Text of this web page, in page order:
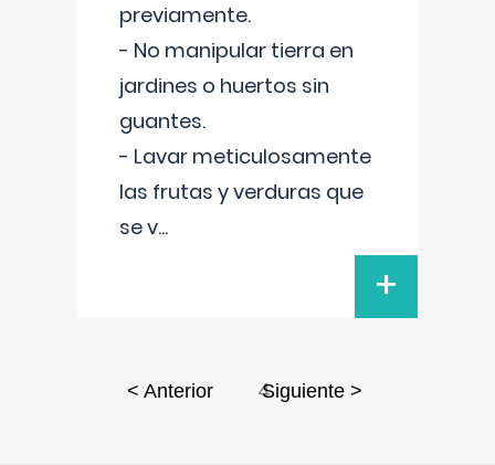
previamente.
- No manipular tierra en
jardines o huertos sin
guantes.
- Lavar meticulosamente
las frutas y verduras que
se v...
+
< Anterior 4
Siguiente >